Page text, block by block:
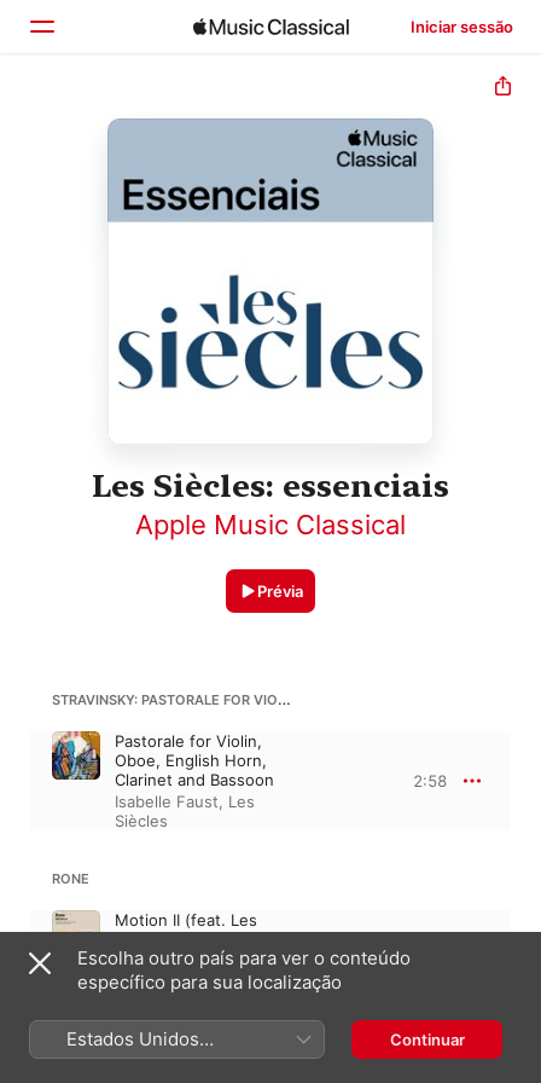
Iniciar sessão
Início
Buscar
Les Siècles: essenciais
Apple Music Classical
Prévia
STRAVINSKY: PASTORALE FOR VIOLIN, OBOE, ENGLISH HORN, CLARINET AND BASSOON
Pastorale for Violin,
Oboe, English Horn,
Clarinet and Bassoon
Isabelle Faust, Les
Siècles
2:58
RONE
Motion II (feat. Les
Xavier Roth & Vanessa
Wagner)
MAURICE RAVEL
Escolha outro país para ver o conteúdo
específico para sua localização
Estados Unidos
(Português Brasil)
Continuar